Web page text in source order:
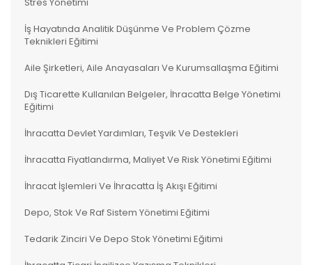
İş Hayatında Analitik Düşünme Ve Problem Çözme
Teknikleri Eğitimi
Aile Şirketleri, Aile Anayasaları Ve Kurumsallaşma Eğitimi
Dış Ticarette Kullanılan Belgeler, İhracatta Belge Yönetimi
Eğitimi
İhracatta Devlet Yardımları, Teşvik Ve Destekleri
İhracatta Fiyatlandırma, Maliyet Ve Risk Yönetimi Eğitimi
İhracat İşlemleri Ve İhracatta İş Akışı Eğitimi
Depo, Stok Ve Raf Sistem Yönetimi Eğitimi
Tedarik Zinciri Ve Depo Stok Yönetimi Eğitimi